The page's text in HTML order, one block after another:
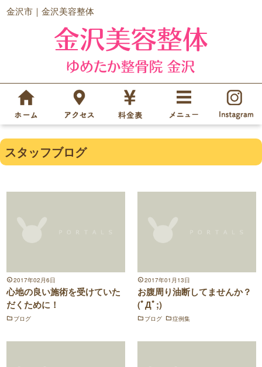
金沢市｜金沢美容整体
スタッフブログ
2017年02月6日
心地の良い施術を受けていた
だくために！
ブログ
2017年01月13日
お腹周り油断してませんか？
(ﾟДﾟ;)
ブログ 症例集